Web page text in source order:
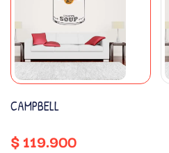
CAMPBELL
$119.900